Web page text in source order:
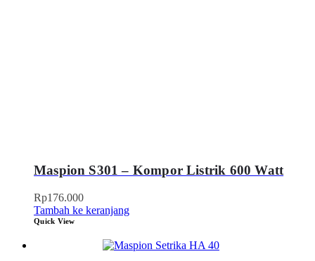
Maspion S301 – Kompor Listrik 600 Watt
Rp176.000
Tambah ke keranjang
Quick View